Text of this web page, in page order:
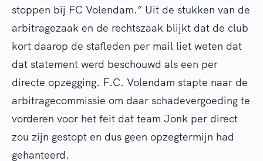
stoppen bij FC Volendam.” Uit de stukken van de
arbitragezaak en de rechtszaak blijkt dat de club
kort daarop de stafleden per mail liet weten dat
dat statement werd beschouwd als een per
directe opzegging. F.C. Volendam stapte naar de
arbitragecommissie om daar schadevergoeding te
vorderen voor het feit dat team Jonk per direct
zou zijn gestopt en dus geen opzegtermijn had
gehanteerd.